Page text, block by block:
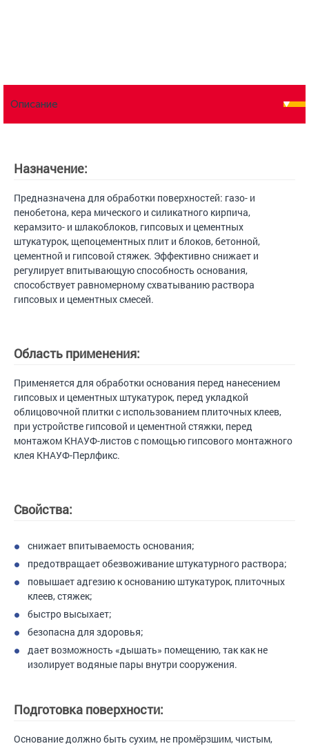
Описание
Назначение:
Предназначена для обработки поверхностей: газо- и
пенобетона, кера мического и силикатного кирпича,
керамзито- и шлакоблоков, гипсовых и цементных
штукатурок, щепоцементных плит и блоков, бетонной,
цементной и гипсовой стяжек. Эффективно снижает и
регулирует впитывающую способность основания,
способствует равномерному схватыванию раствора
гипсовых и цементных смесей.
Область применения:
Применяется для обработки основания перед нанесением
гипсовых и цементных штукатурок, перед укладкой
облицовочной плитки с использованием плиточных клеев,
при устройстве гипсовой и цементной стяжки, перед
монтажом КНАУФ-листов с помощью гипсового монтажного
клея КНАУФ-Перлфикс.
Свойства:
снижает впитываемость основания;
предотвращает обезвоживание штукатурного раствора;
повышает адгезию к основанию штукатурок, плиточных
клеев, стяжек;
быстро высыхает;
безопасна для здоровья;
дает возможность «дышать» помещению, так как не
изолирует водяные пары внутри сооружения.
Подготовка поверхности:
Основание должно быть сухим, не промёрзшим, чистым,